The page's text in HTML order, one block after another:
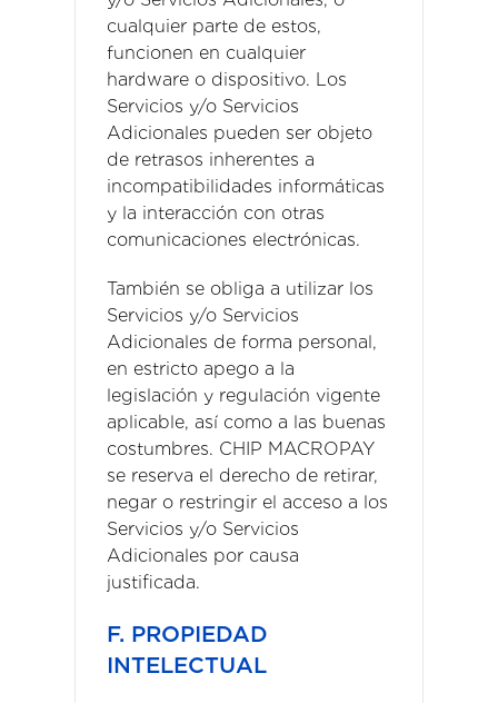
cualquier parte de estos,
funcionen en cualquier
hardware o dispositivo. Los
Servicios y/o Servicios
Adicionales pueden ser objeto
de retrasos inherentes a
incompatibilidades informáticas
y la interacción con otras
comunicaciones electrónicas.
También se obliga a utilizar los
Servicios y/o Servicios
Adicionales de forma personal,
en estricto apego a la
legislación y regulación vigente
aplicable, así como a las buenas
costumbres. CHIP MACROPAY
se reserva el derecho de retirar,
negar o restringir el acceso a los
Servicios y/o Servicios
Adicionales por causa
justificada.
F. PROPIEDAD
INTELECTUAL